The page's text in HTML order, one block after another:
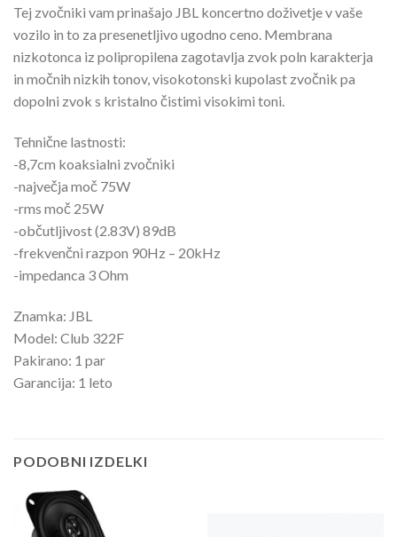
Tej zvočniki vam prinašajo JBL koncertno doživetje v vaše
vozilo in to za presenetljivo ugodno ceno. Membrana
nizkotonca iz polipropilena zagotavlja zvok poln karakterja
in močnih nizkih tonov, visokotonski kupolast zvočnik pa
dopolni zvok s kristalno čistimi visokimi toni.
Tehnične lastnosti:
-8,7cm koaksialni zvočniki
-največja moč 75W
-rms moč 25W
-občutljivost (2.83V) 89dB
-frekvenčni razpon 90Hz – 20kHz
-impedanca 3 Ohm
Znamka: JBL
Model: Club 322F
Pakirano: 1 par
Garancija: 1 leto
PODOBNI IZDELKI